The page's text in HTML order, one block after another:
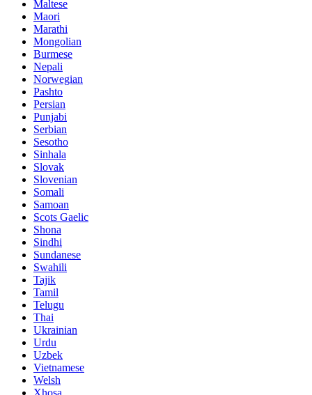
Maltese
Maori
Marathi
Mongolian
Burmese
Nepali
Norwegian
Pashto
Persian
Punjabi
Serbian
Sesotho
Sinhala
Slovak
Slovenian
Somali
Samoan
Scots Gaelic
Shona
Sindhi
Sundanese
Swahili
Tajik
Tamil
Telugu
Thai
Ukrainian
Urdu
Uzbek
Vietnamese
Welsh
Xhosa